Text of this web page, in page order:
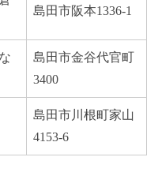
島田市阪本1336-1
島田市金谷代官町
3400
島田市川根町家山
4153-6